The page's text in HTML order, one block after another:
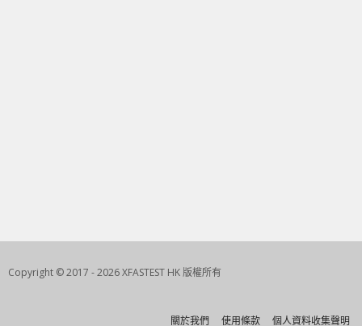
Copyright © 2017 - 2026 XFASTEST HK 版權所有
關於我們 使用條款 個人資料收集聲明